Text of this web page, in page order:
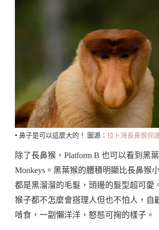
▪️ 鼻子是可以這麼大的！ 圖源： 拉卜灣長鼻猴保
除了長鼻猴，Platform B 也可以看到黑
Monkeys。黑葉猴的體積明顯比長鼻猴
都是黑溜溜的毛髮，頭邊的髮型超可愛
猴子都不怎麼會搭理人但也不怕人，自
啃食，一副懶洋洋，憨態可掬的樣子。